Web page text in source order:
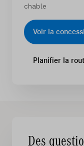
chable
Voir la
Planifier la
Des